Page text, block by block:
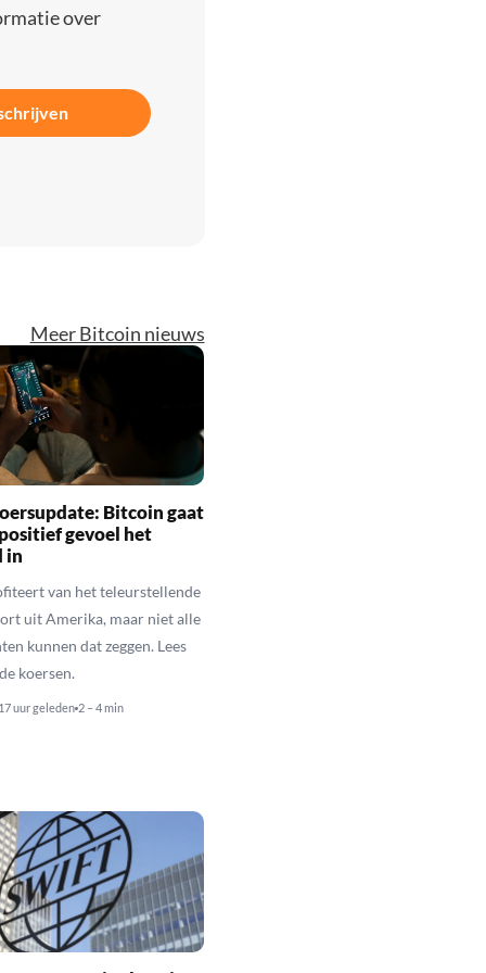
over
Meer Bitcoin nieuws
Bitcoin gaat
gevoel het
in
van het teleurstellende
uit Amerika, maar niet alle
kunnen dat zeggen. Lees
koersen.
17 uur geleden 2 – 4 min